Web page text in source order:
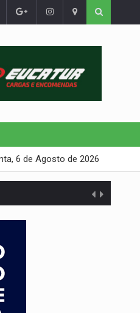
6 de Agosto de 2026